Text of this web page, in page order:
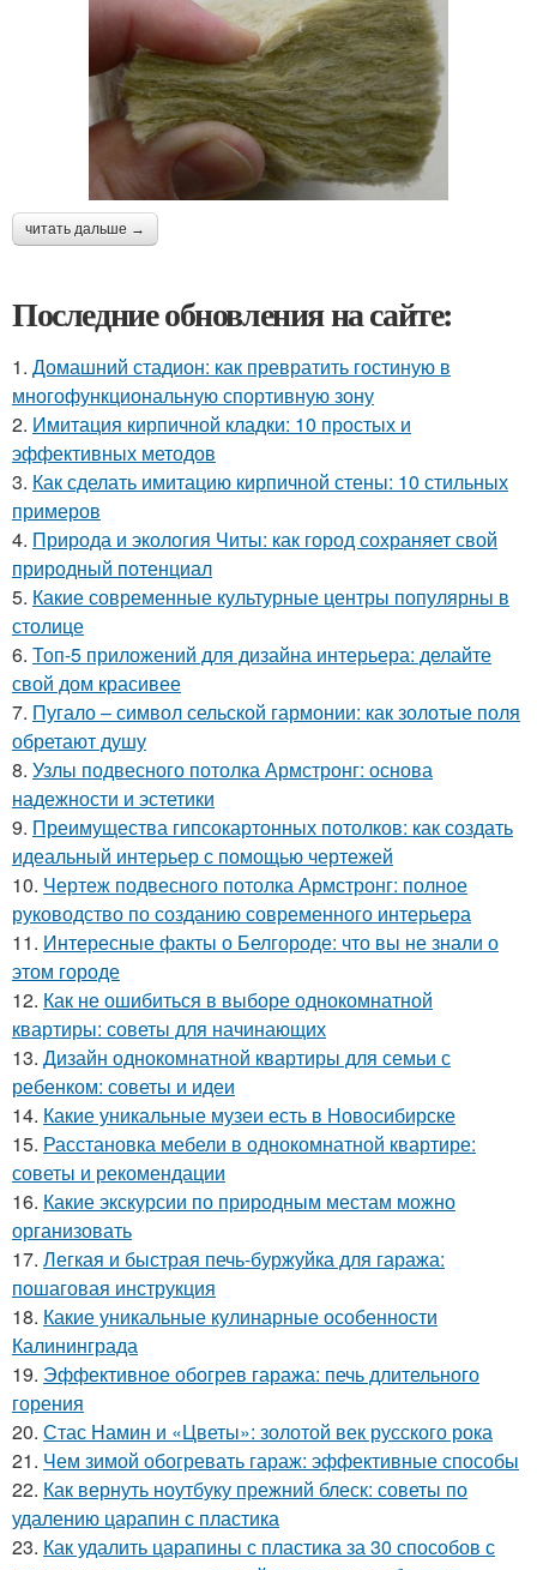
читать дальше →
Последние обновления на сайте:
1. Домашний стадион: как превратить гостиную в
многофункциональную спортивную зону
2. Имитация кирпичной кладки: 10 простых и
эффективных методов
3. Как сделать имитацию кирпичной стены: 10 стильных
примеров
4. Природа и экология Читы: как город сохраняет свой
природный потенциал
5. Какие современные культурные центры популярны в
столице
6. Топ-5 приложений для дизайна интерьера: делайте
свой дом красивее
7. Пугало – символ сельской гармонии: как золотые поля
обретают душу
8. Узлы подвесного потолка Армстронг: основа
надежности и эстетики
9. Преимущества гипсокартонных потолков: как создать
идеальный интерьер с помощью чертежей
10. Чертеж подвесного потолка Армстронг: полное
руководство по созданию современного интерьера
11. Интересные факты о Белгороде: что вы не знали о
этом городе
12. Как не ошибиться в выборе однокомнатной
квартиры: советы для начинающих
13. Дизайн однокомнатной квартиры для семьи с
ребенком: советы и идеи
14. Какие уникальные музеи есть в Новосибирске
15. Расстановка мебели в однокомнатной квартире:
советы и рекомендации
16. Какие экскурсии по природным местам можно
организовать
17. Легкая и быстрая печь-буржуйка для гаража:
пошаговая инструкция
18. Какие уникальные кулинарные особенности
Калининграда
19. Эффективное обогрев гаража: печь длительного
горения
20. Стас Намин и «Цветы»: золотой век русского рока
21. Чем зимой обогревать гараж: эффективные способы
22. Как вернуть ноутбуку прежний блеск: советы по
удалению царапин с пластика
23. Как удалить царапины с пластика за 30 способов с